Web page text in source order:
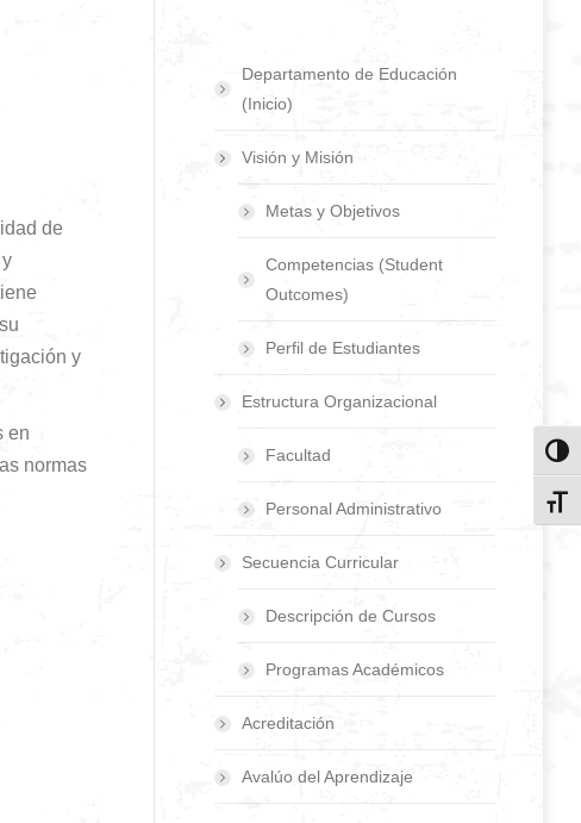
de
y
en
normas
Departamento de Educación
(Inicio)
Visión y Misión
Metas y Objetivos
Competencias (Student
Outcomes)
Perfil de Estudiantes
Estructura Organizacional
Facultad
Personal Administrativo
Secuencia Curricular
Descripción de Cursos
Programas Académicos
Acreditación
Avalúo del Aprendizaje